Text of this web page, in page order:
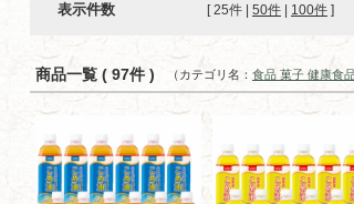
表示件数 [ 25件 50件 100件 ]
商品一覧 ( 97件 ) （カテゴリ名： 食品 菓子 健康食